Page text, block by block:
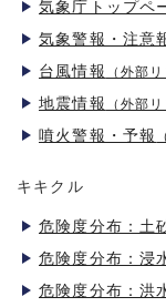
気象庁トップペ
気象警報・注意
台風情報 （外部
地震情報 （外部
噴火警報・予報
キキクル
危険度分布：土
危険度分布：浸
危険度分布：洪